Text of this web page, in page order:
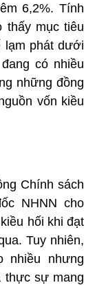
6,2%. Tính
thấy mục tiêu
lạm phát dưới
có nhiều
những đồng
vốn kiều
Chính sách
NHNN cho
hối khi đạt
Tuy nhiên,
nhiều nhưng
thực sự mang